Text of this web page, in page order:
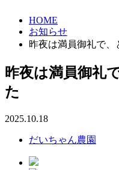
HOME
お知らせ
昨夜は満員御礼で、
昨夜は満員御礼
た
2025.10.18
だいちゃん農園